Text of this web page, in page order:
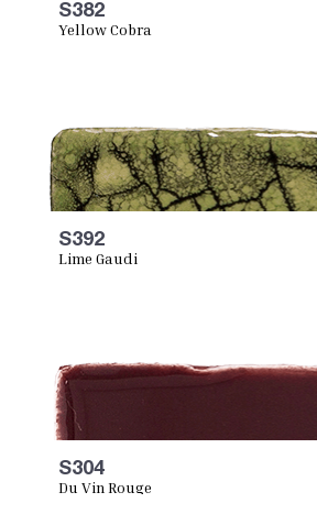
S382
Yellow Cobra
S392
Lime Gaudi
S304
Du Vin Rouge